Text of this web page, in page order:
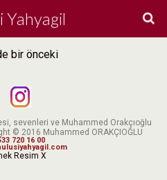
Yahyagil
bir önceki
sevenleri ve Muhammed Orakçıoğlu
© 2016 Muhammed ORAKÇIOĞLU
720 16 00
X